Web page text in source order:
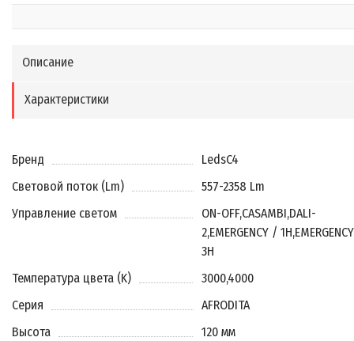
Описание
Характеристики
Бренд
LedsC4
Световой поток (Lm)
557-2358 Lm
Управление светом
ON-OFF,CASAMBI,DALI-
2,EMERGENCY / 1H,
3H
Температура цвета (K)
3000,4000
Серия
AFRODITA
Высота
120 мм